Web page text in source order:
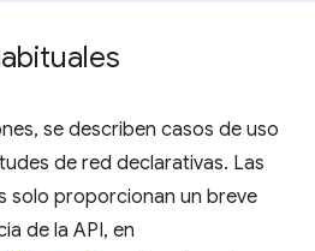
se describen casos de uso
de red declarativas. Las
solo proporcionan un breve
de la API, en